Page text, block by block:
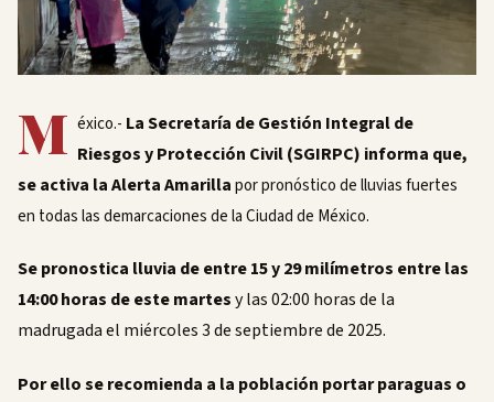
M éxico.- La Secretaría de Gestión Integral de
Riesgos y Protección Civil (SGIRPC) informa que,
se activa la Alerta Amarillapor pronóstico de lluvias fuertes
en todas las demarcaciones de la Ciudad de México.
Se pronostica lluvia de entre 15 y 29 milímetros entre las
14:00 horas de este martesy las 02:00 horas de la
madrugada el miércoles 3 de septiembre de 2025.
Por ello se recomienda a la población portar paraguas o